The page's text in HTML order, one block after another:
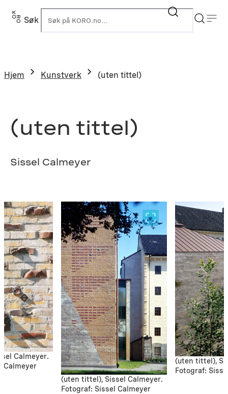
Hopp
Søk
Hjem Kunstverk (uten tittel)
(uten tittel)
Sissel Calmeyer
Calmeyer.
Calmeyer
(uten tittel), Sissel Calmeyer.
Fotograf: Sissel Calmeyer
(uten tittel),
Fotograf: